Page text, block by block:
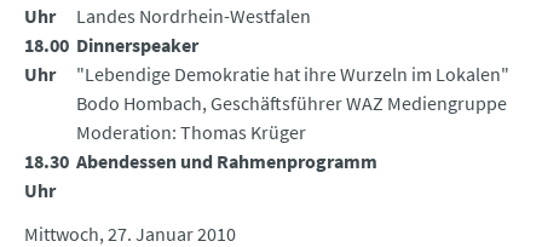
Uhr
Landes Nordrhein-Westfalen
18.00
Uhr
Dinnerspeaker
"Lebendige Demokratie hat ihre Wurzeln im Lokalen"
Bodo Hombach, Geschäftsführer WAZ Mediengruppe
Moderation: Thomas Krüger
18.30
Uhr
Abendessen und Rahmenprogramm
Mittwoch, 27. Januar 2010